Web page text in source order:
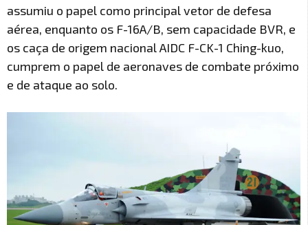
assumiu o papel como principal vetor de defesa
aérea, enquanto os F-16A/B, sem capacidade BVR, e
os caça de origem nacional AIDC F-CK-1 Ching-kuo,
cumprem o papel de aeronaves de combate próximo
e de ataque ao solo.